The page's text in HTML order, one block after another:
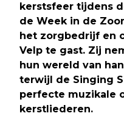
kerstsfeer tijdens
de Week in de
het zorgbedrijf en
Velp te gast. Zij
hun wereld van
terwijl de Singing
perfecte muzikale
kerstliederen.